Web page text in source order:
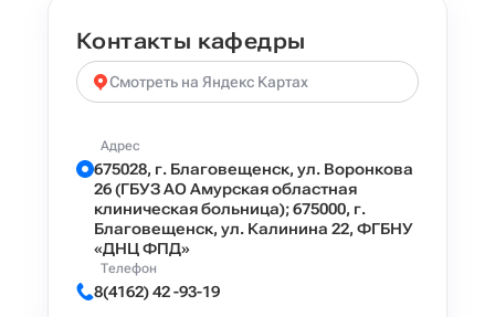
Контакты кафедры
Смотреть на Яндекс Картах
Адрес
675028, г. Благовещенск, ул. Воронкова
26 (ГБУЗ АО Амурская областная
клиническая больница); 675000, г.
Благовещенск, ул. Калинина 22, ФГБНУ
«ДНЦ ФПД»
Телефон
8(4162) 42 -93-19